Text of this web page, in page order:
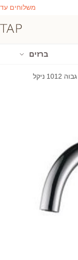
משלוחים
ברזים
ניקל